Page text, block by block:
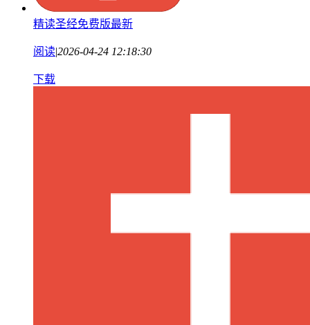
精读圣经免费版最新
阅读|2026-04-24 12:18:30
下载